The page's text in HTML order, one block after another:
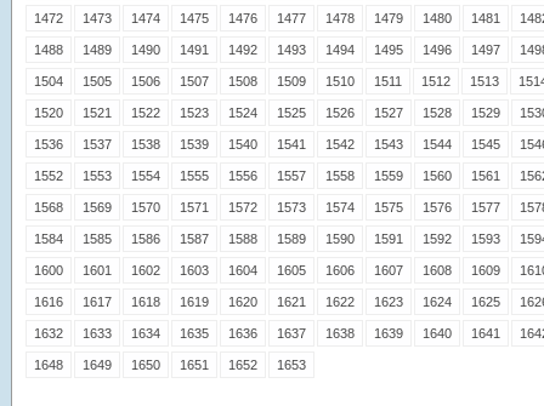
1472 1473 1474 1475 1476 1477 1478 1479 1480 1481
1488 1489 1490 1491 1492 1493 1494 1495 1496 1497
1504 1505 1506 1507 1508 1509 1510 1511 1512 1513
1520 1521 1522 1523 1524 1525 1526 1527 1528 1529
1536 1537 1538 1539 1540 1541 1542 1543 1544 1545
1552 1553 1554 1555 1556 1557 1558 1559 1560 1561
1568 1569 1570 1571 1572 1573 1574 1575 1576 1577
1584 1585 1586 1587 1588 1589 1590 1591 1592 1593
1600 1601 1602 1603 1604 1605 1606 1607 1608 1609
1616 1617 1618 1619 1620 1621 1622 1623 1624 1625
1632 1633 1634 1635 1636 1637 1638 1639 1640 1641
1648 1649 1650 1651 1652 1653